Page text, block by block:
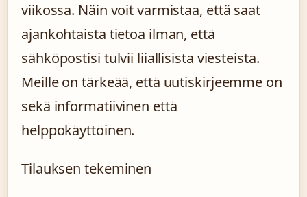
viikossa. Näin voit varmistaa, että saat
ajankohtaista tietoa ilman, että
sähköpostisi tulvii liiallisista viesteistä.
Meille on tärkeää, että uutiskirjeemme on
sekä informatiivinen että
helppokäyttöinen.
Tilauksen tekeminen